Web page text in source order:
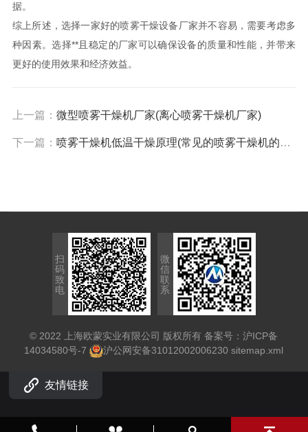
据。
综上所述，选择一家好的喷雾干燥设备厂家并不容易，需要考虑多
种因素。选择**且稳定的厂家可以确保设备的质量和性能，并带来
更好的使用效果和经济效益。
上一篇： 微型喷雾干燥机厂家(离心喷雾干燥机厂家)
下一篇： 喷雾干燥机低温干燥原理(常见的喷雾干燥机的干燥室都是卧式的)
微
信
联
系
扫
码
致
电
© 2022 上海欧蒙实业有限公司 版权所有 备案号：沪ICP备
14034580号-7
沪公网安备31012002006230 sitemap.xml
友情链接